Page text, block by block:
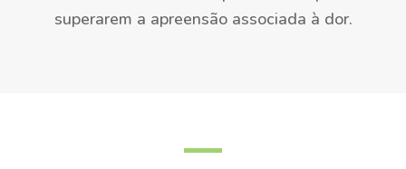
superarem a apreensão associada à dor.